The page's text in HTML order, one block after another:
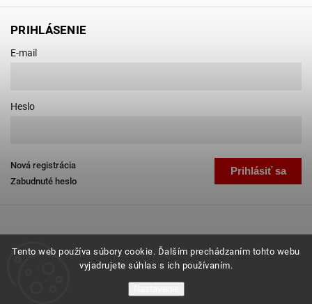
Tento web používa súbory cookie. Ďalším prechádzaním tohto webu
vyjadrujete súhlas s ich používaním.
PRIHLÁSENIE
E-mail
Heslo
Prihlásiť sa
Nová registrácia
Zabudnuté heslo
Favab.sk. Všetky práva vyhradené.
Grafický návrh vytvořil a nakódoval